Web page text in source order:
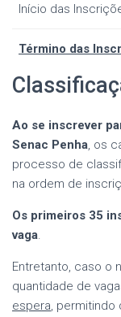
Início das
Término das
Ao se inscrever
Senac Penha, os
processo de
na ordem de
Os primeiros 35
vaga.
Entretanto, caso o
quantidade de
espera, permitindo